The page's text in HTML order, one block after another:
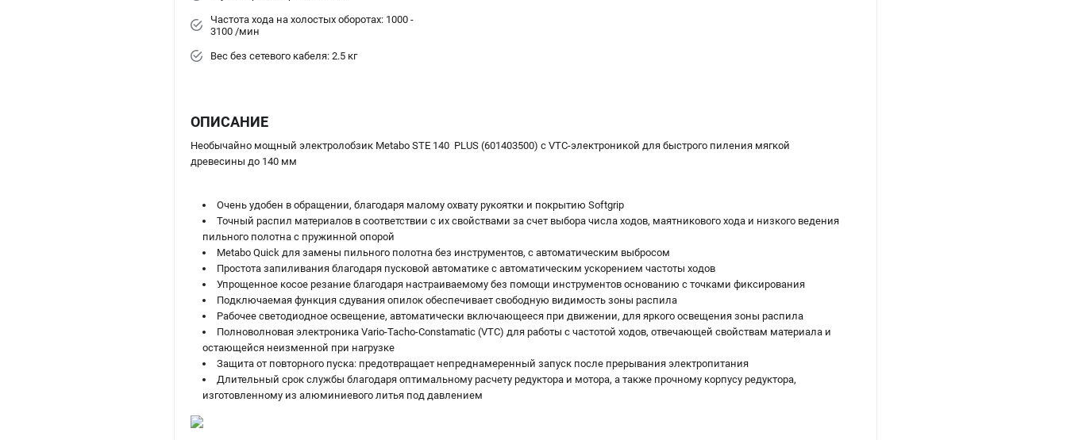
Частота хода на холостых оборотах: 1000 -
3100 /мин
Вес без сетевого кабеля: 2.5 кг
ОПИСАНИЕ
Необычайно мощный электролобзик Metabo STE 140 PLUS (601403500) с VTC-электроникой для быстрого пиления мягкой
древесины до 140 мм
Очень удобен в обращении, благодаря малому охвату рукоятки и покрытию Softgrip
Точный распил материалов в соответствии с их свойствами за счет выбора числа ходов, маятникового хода и низкого ведения
пильного полотна с пружинной опорой
Metabo Quick для замены пильного полотна без инструментов, с автоматическим выбросом
Простота запиливания благодаря пусковой автоматике с автоматическим ускорением частоты ходов
Упрощенное косое резание благодаря настраиваемому без помощи инструментов основанию с точками фиксирования
Подключаемая функция сдувания опилок обеспечивает свободную видимость зоны распила
Рабочее светодиодное освещение, автоматически включающееся при движении, для яркого освещения зоны распила
Полноволновая электроника Vario-Tacho-Constamatic (VTC) для работы с частотой ходов, отвечающей свойствам материала и
остающейся неизменной при нагрузке
Защита от повторного пуска: предотвращает непреднамеренный запуск после прерывания электропитания
Длительный срок службы благодаря оптимальному расчету редуктора и мотора, а также прочному корпусу редуктора,
изготовленному из алюминиевого литья под давлением